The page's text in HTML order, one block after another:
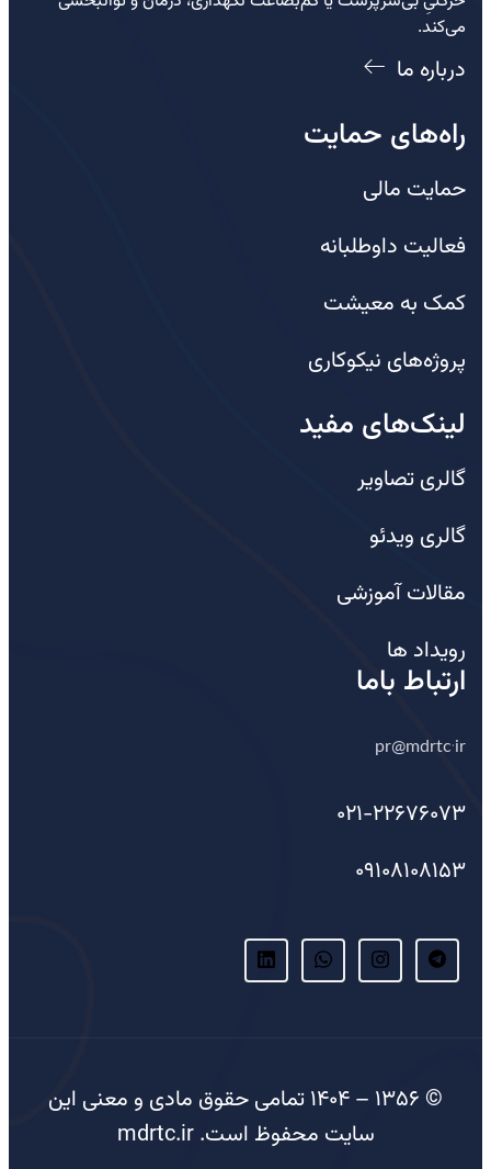
می‌کند.
درباره ما
راه‌های حمایت
حمایت مالی
فعالیت داوطلبانه
کمک به معیشت
پروژه‌های نیکوکاری
لینک‌های مفید
گالری تصاویر
گالری ویدئو
مقالات آموزشی
رویداد ها
ارتباط باما
pr@mdrtc.ir
021-22676073
09108108153
© 1356 – 1404 تمامی حقوق مادی و معنی این
سایت محفوظ است.mdrtc.ir